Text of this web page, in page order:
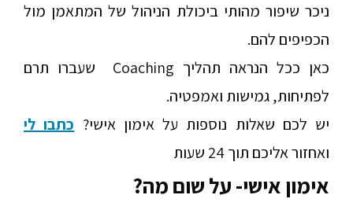
ניכר שיפור מהותי ביכולת הניהול של המתאמן מול
הכפיפים להם.
כאן ככל הנראה תהליך Coaching שעברו תרם
לפתיחות, גמישות ואמפטיה.
יש לכם שאלות נוספות על אימון אישי? כתבו לי
ואחזור אליכם תוך24 שעות
אימון אישי- על שום מה?